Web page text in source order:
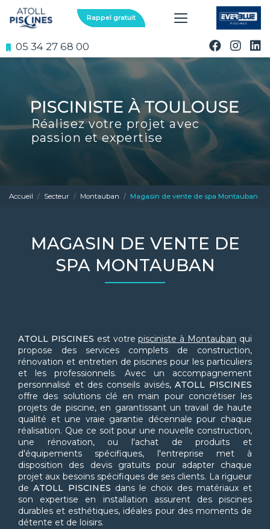
au
contenu
05 34 27 68 00
Rappel gratuit
Réalisez votre projet avec
passion et expertise
Accueil Secteur Montauban Magasin de vente de spa Montauban
MAGASIN DE VENTE DE
SPA MONTAUBAN
ATOLL PISCINES est votrepisciniste à Montauban qui
propose des services complets de construction,
rénovation et entretien de piscines pour les particuliers
et les professionnels. Avec un accompagnement
personnalisé et des conseils avisés,ATOLL PISCINES
offre des solutions clé en main pour concrétiser les
projets de piscine, en garantissant un travail de haute
qualité et une vraie garantie décennale pour chaque
réalisation. Que ce soit pour une nouvelle construction,
une rénovation, ou l'achat de produits et
d'équipements spécifiques, l'entreprise met à
disposition des devis gratuits pour adapter chaque
projet aux besoins spécifiques de ses clients. La rigueur
deATOLL PISCINES dans le choix des matériaux et
son expertise en installation assurent des piscines
durables et esthétiques, idéales pour des moments de
détente et de loisirs.